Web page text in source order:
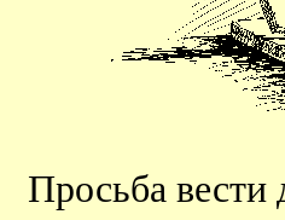
Просьба вести